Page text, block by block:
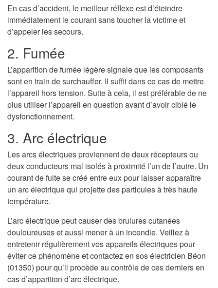
En cas d’accident, le meilleur réflexe est d’éteindre
immédiatement le courant sans toucher la victime et
d’appeler les secours.
2. Fumée
L’apparition de fumée légère signale que les composants
sont en train de surchauffer. Il suffit dans ce cas de mettre
l’appareil hors tension. Suite à cela, il est préférable de ne
plus utiliser l’appareil en question avant d’avoir ciblé le
dysfonctionnement.
3. Arc électrique
Les arcs électriques proviennent de deux récepteurs ou
deux conducteurs mal isolés à proximité l’un de l’autre. Un
courant de fuite se créé entre eux pour laisser apparaître
un arc électrique qui projette des particules à très haute
température.
L’arc électrique peut causer des brulures cutanées
douloureuses et aussi mener à un incendie. Veillez à
entretenir régulièrement vos appareils électriques pour
éviter ce phénomène et contactez en sos électricien Béon
(01350) pour qu’il procède au contrôle de ces derniers en
cas d’apparition d’arc électrique.